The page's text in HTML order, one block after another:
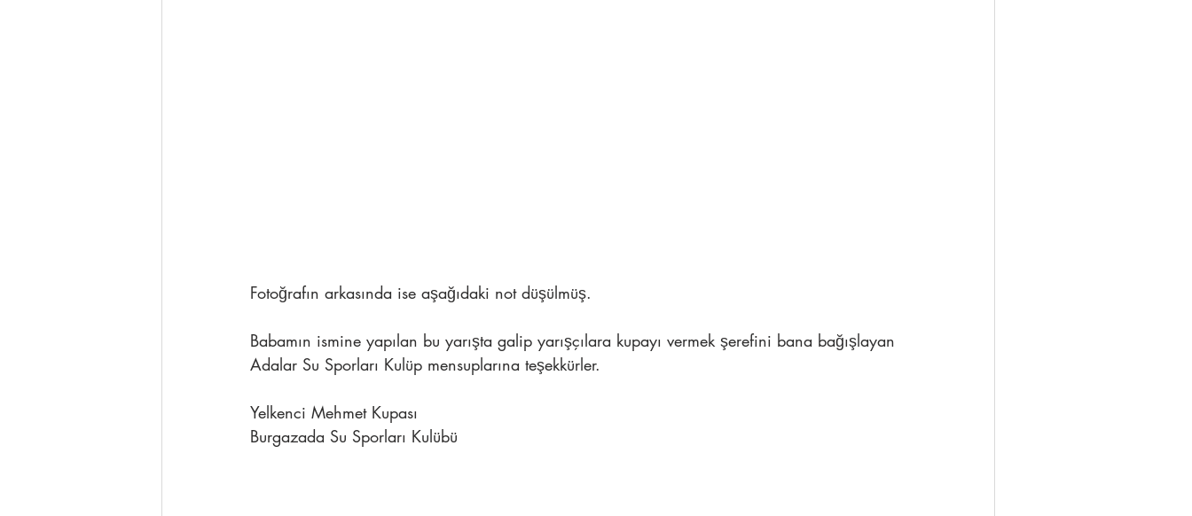
Fotoğrafın arkasında ise aşağıdaki not düşülmüş.
Babamın ismine yapılan bu yarışta galip yarışçılara kupayı vermek şerefini bana bağışlayan
Adalar Su Sporları Kulüp mensuplarına teşekkürler.
Yelkenci Mehmet Kupası
Burgazada Su Sporları Kulübü